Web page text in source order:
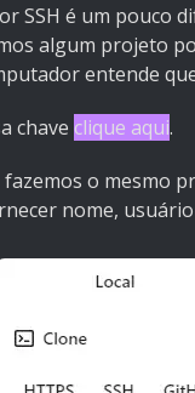
SSH é um pouco
algum projeto
entende
chave clique aqui.
o mesmo
nome,